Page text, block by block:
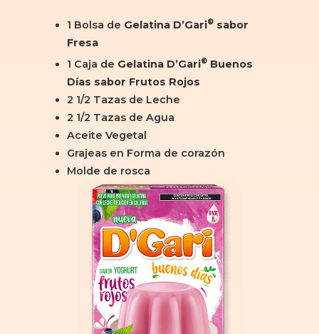
1 Bolsa de Gelatina D’Gari® sabor
Fresa
1 Caja de Gelatina D’Gari® Buenos
Días sabor Frutos Rojos
2 1/2 Tazas de Leche
2 1/2 Tazas de Agua
Aceite Vegetal
Grajeas en Forma de corazón
Molde de rosca